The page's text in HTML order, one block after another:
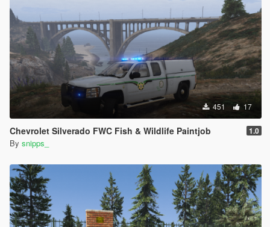
451 17
Chevrolet Silverado FWC Fish & Wildlife Paintjob 1.0
By snipps_